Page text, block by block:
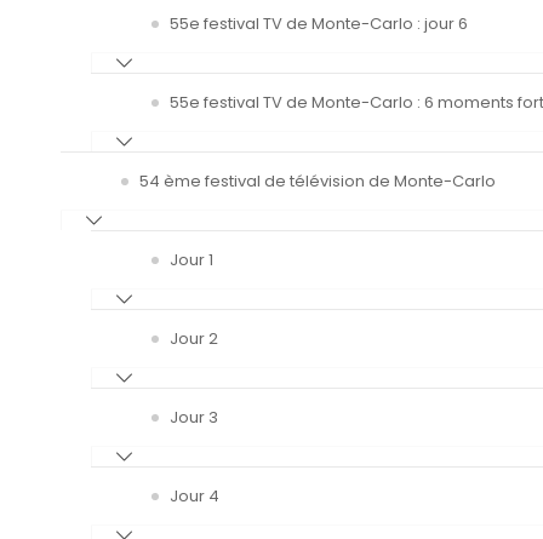
55e festival TV de Monte-Carlo : jour 6
55e festival TV de Monte-Carlo : 6 moments
54 ème festival de télévision de Monte-Carlo
Jour 1
Jour 2
Jour 3
Jour 4